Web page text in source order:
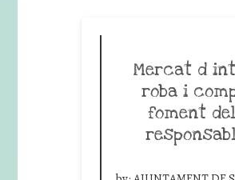
Mercat d
roba i
foment